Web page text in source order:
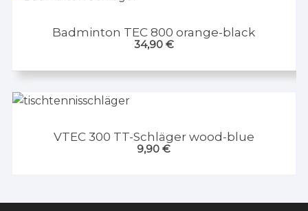
Badminton TEC 800 orange-black
34,90 €
VTEC 300 TT-Schläger wood-blue
9,90€